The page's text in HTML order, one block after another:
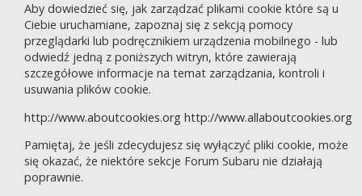
Aby dowiedzieć się, jak zarządzać plikami cookie które są u
Ciebie uruchamiane, zapoznaj się z sekcją pomocy
przeglądarki lub podręcznikiem urządzenia mobilnego - lub
odwiedź jedną z poniższych witryn, które zawierają
szczegółowe informacje na temat zarządzania, kontroli i
usuwania plików cookie.
http://www.aboutcookies.org http://www.allaboutcookies.org
Pamiętaj, że jeśli zdecydujesz się wyłączyć pliki cookie, może
się okazać, że niektóre sekcje Forum Subaru nie działają
poprawnie.